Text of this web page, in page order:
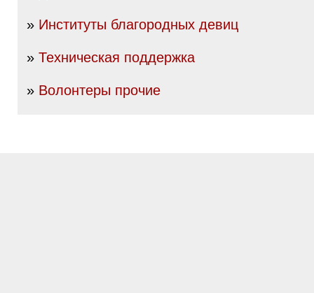
» Институты благородных девиц
» Техническая поддержка
» Волонтеры прочие